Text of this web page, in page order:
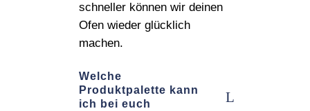
schneller können wir deinen
Ofen wieder glücklich
machen.
Welche
Produktpalette kann
ich bei euch